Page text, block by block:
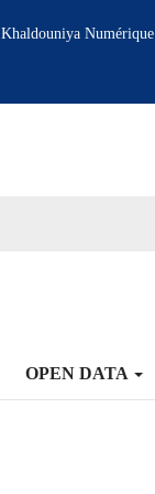
Khaldouniya Numérique
OPEN DATA